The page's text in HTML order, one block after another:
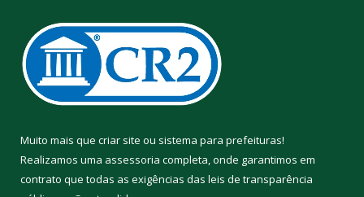
Muito mais que criar site ou sistema para prefeituras!
Realizamos uma assessoria completa, onde garantimos em
contrato que todas as exigências das leis de transparência